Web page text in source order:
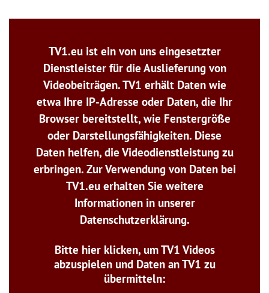
TV1.eu ist ein von uns eingesetzter
Dienstleister für die Auslieferung von
Videobeiträgen. TV1 erhält Daten wie
etwa Ihre IP-Adresse oder Daten, die Ihr
Browser bereitstellt, wie Fenstergröße
oder Darstellungsfähigkeiten. Diese
Daten helfen, die Videodienstleistung zu
erbringen. Zur Verwendung von Daten bei
TV1.eu erhalten Sie weitere
Informationen in unserer
Datenschutzerklärung.
Bitte hier klicken, um TV1 Videos
abzuspielen und Daten an TV1 zu
übermitteln: